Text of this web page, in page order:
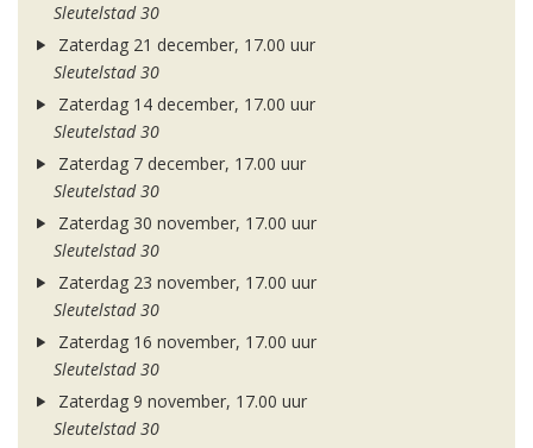
Sleutelstad 30
Zaterdag 21 december, 17.00 uur
Sleutelstad 30
Zaterdag 14 december, 17.00 uur
Sleutelstad 30
Zaterdag 7 december, 17.00 uur
Sleutelstad 30
Zaterdag 30 november, 17.00 uur
Sleutelstad 30
Zaterdag 23 november, 17.00 uur
Sleutelstad 30
Zaterdag 16 november, 17.00 uur
Sleutelstad 30
Zaterdag 9 november, 17.00 uur
Sleutelstad 30